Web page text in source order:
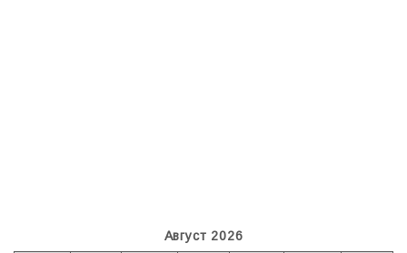
Август 2026